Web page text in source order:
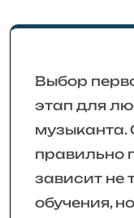
Выбор
этап для
музыканта.
правильно
зависит не
обучения,